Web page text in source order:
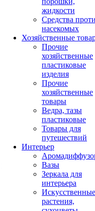
жидкости
Средства
насекомых
Хозяйственные
Прочие
хозяйственные
пластиковые
изделия
Прочие
хозяйственные
товары
Ведра, тазы
пластиковые
Товары для
путешествий
Интерьер
Вазы
Зеркала для
интерьера
Искусственные
растения,